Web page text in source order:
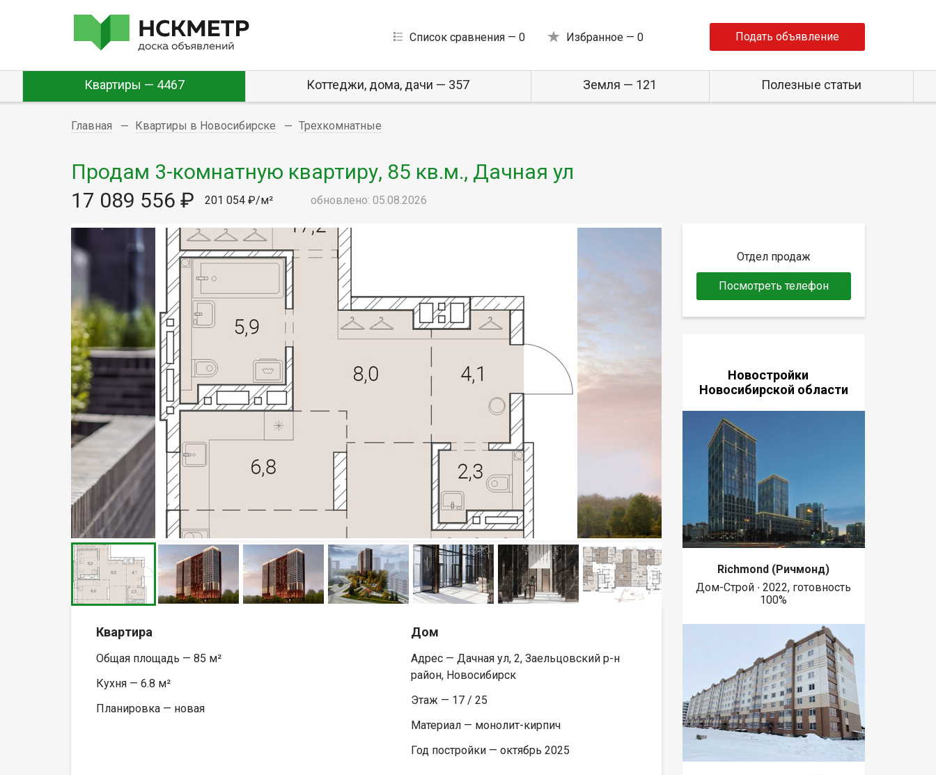
Список сравнения — 0 Избранное — 0 Подать объявление
Квартиры — 4467 Коттеджи, дома, дачи — 357 Земля — 121 Полезные статьи
Главная Квартиры в Новосибирске Трехкомнатные
Продам 3-комнатную квартиру, 85 кв.м., Дачная ул
17 089 556 ₽
201 054 ₽/м² обновлено: 05.08.2026
Квартира
Общая площадь — 85 м²
Кухня — 6.8 м²
Планировка — новая
Дом
Адрес — Дачная ул, 2, Заельцовский р-н
район, Новосибирск
Этаж — 17 / 25
Материал — монолит-кирпич
Год постройки — октябрь 2025
Отдел продаж
Посмотреть телефон
Новостройки
Новосибирской области
Richmond (Ричмонд)
Дом-Строй ∙ 2022, готовность
100%